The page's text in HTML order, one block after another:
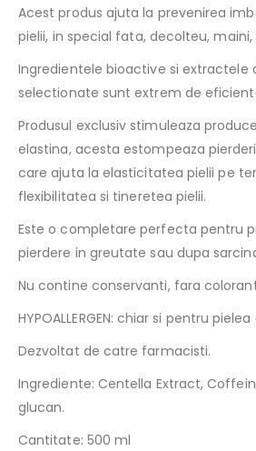
Acest produs ajuta la prevenirea
pielii, in special fata, decolteu,
Ingredientele bioactive si extractele
selectionate sunt extrem de
Produsul exclusiv stimuleaza
elastina, acesta estompeaza
care ajuta la elasticitatea pielii pe
flexibilitatea si tineretea pielii.
Este o completare perfecta pentru
pierdere in greutate sau dupa
Nu contine conservanti, fara
HYPOALLERGEN: chiar si pentru
Dezvoltat de catre farmacisti.
Ingrediente: Centella Extract,
glucan.
Cantitate: 500 ml